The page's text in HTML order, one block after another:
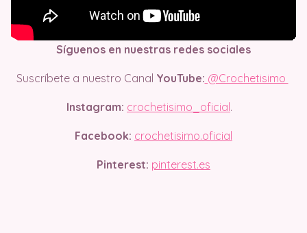
Síguenos en nuestras redes sociales
Suscríbete a nuestro Canal YouTube: @Crochetisimo
Instagram: crochetisimo_oficial.
Facebook: crochetisimo.oficial
Pinterest: pinterest.es